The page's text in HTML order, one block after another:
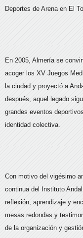
Deportes de Arena en El
En 2005, Almería se
acoger los XV Juegos
la ciudad y proyectó a
después, aquel legado
grandes eventos
identidad colectiva.
Con motivo del vigésimo
continua del Instituto
reflexión, aprendizaje y
mesas redondas y
de la organización y